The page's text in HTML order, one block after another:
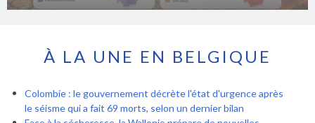
À LA UNE EN BELGIQUE
Colombie : le gouvernement décrète l'état d'urgence après
le séisme qui a fait 69 morts, selon un dernier bilan